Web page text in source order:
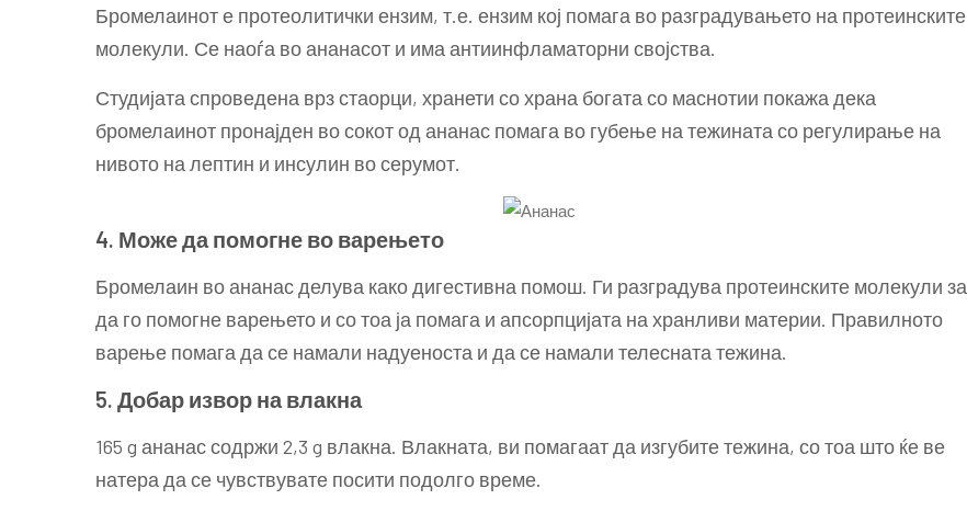
Бромелаинот е протеолитички ензим, т.е. ензим кој помага во разградувањето на протеинските
молекули. Се наоѓа во ананасот и има антиинфламаторни својства.
Студијата спроведена врз стаорци, хранети со храна богата со маснотии покажа дека
бромелаинот пронајден во сокот од ананас помага во губење на тежината со регулирање на
нивото на лептин и инсулин во серумот.
4. Може да помогне во варењето
Бромелаин во ананас делува како дигестивна помош. Ги разградува протеинските молекули за
да го помогне варењето и со тоа ја помага и апсорпцијата на хранливи материи. Правилното
варење помага да се намали надуеноста и да се намали телесната тежина.
5. Добар извор на влакна
165 g ананас содржи 2,3 g влакна. Влакната, ви помагаат да изгубите тежина, со тоа што ќе ве
натера да се чувствувате посити подолго време.